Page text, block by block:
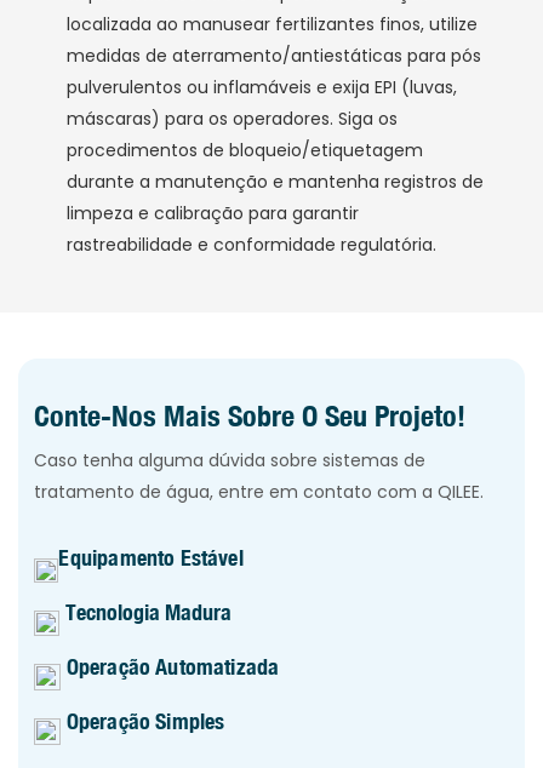
localizada ao manusear fertilizantes finos, utilize
medidas de aterramento/antiestáticas para pós
pulverulentos ou inflamáveis ​​e exija EPI (luvas,
máscaras) para os operadores. Siga os
procedimentos de bloqueio/etiquetagem
durante a manutenção e mantenha registros de
limpeza e calibração para garantir
rastreabilidade e conformidade regulatória.
Conte-Nos Mais Sobre O Seu Projeto!
Caso tenha alguma dúvida sobre sistemas de
tratamento de água, entre em contato com a QILEE.
Equipamento Estável
Tecnologia Madura
Operação Automatizada
Operação Simples